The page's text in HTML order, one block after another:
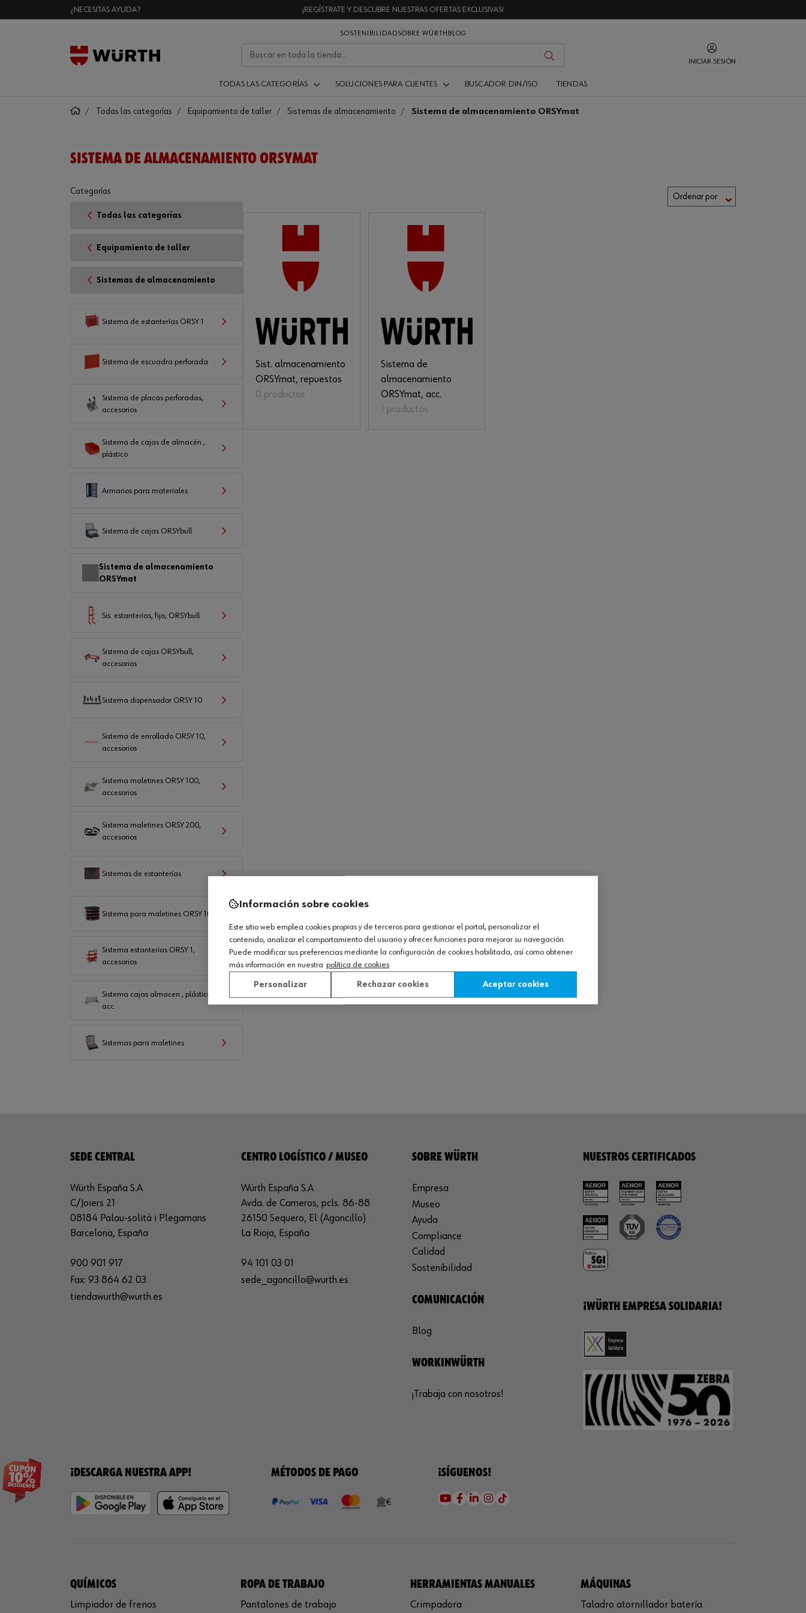
¿NECESITAS AYUDA? ¡REGÍSTRATE Y DESCUBRE NUESTRAS OFERTAS EXCLUSIVAS!
SOSTENIBILIDADSOBRE WÜRTH BLOG
INICIAR SESIÓN
TODAS LAS CATEGORÍAS SOLUCIONES PARA CLIENTES BUSCADOR DIN/ISO TIENDAS
Todas las categorías Equipamiento de taller Sistemas de almacenamiento Sistema de almacenamiento ORSYmat
SISTEMA DE ALMACENAMIENTO ORSYMAT
Categorías
Todas las categorías
Equipamiento de taller
Sistemas de almacenamiento
Sistema de estanterías ORSY 1
Sistema de escuadra perforada
Sistema de placas perforadas,
accesorios
Sistema de cajas de almacén.,
plástico
Armarios para materiales
Sistema de cajas ORSYbull
Sistema de almacenamiento
ORSYmat
Sis. estanterías, fijo, ORSYbull
Sistema de cajas ORSYbull,
accesorios
Sistema dispensador ORSY 10
Sistema de enrollado ORSY 10,
accesorios
Sistema maletines ORSY 100,
accesorios
Sistema maletines ORSY 200,
accesorios
Sistemas de estanterías
Sistema para maletines ORSY 100
Sistema estanterías ORSY 1,
accesorios
Sistema cajas almacen., plástico,
acc.
Sistemas para maletines
Sist. almacenamiento
ORSYmat, repuestos
0 productos
Sistema de
almacenamiento
ORSYmat, acc.
1 productos
SEDE CENTRAL
Würth España S.A
C/Joiers 21
08184 Palau-solità i Plegamans
Barcelona, España
900 901 917
Fax: 93 864 62 03
tiendawurth@wurth.es
CENTRO LOGÍSTICO / MUSEO
Würth España S.A
Avda. de Cameros, pcls. 86-88
26150 Sequero, El (Agoncillo)
La Rioja, España
94 101 03 01
sede_agoncillo@wurth.es
SOBRE WÜRTH
Empresa
Museo
Ayuda
Compliance
Calidad
Sostenibilidad
COMUNICACIÓN
Blog
WORKINWÜRTH
¡Trabaja con nosotros!
NUESTROS CERTIFICADOS
¡WÜRTH EMPRESA SOLIDARIA!
¡DESCARGA NUESTRA APP! MÉTODOS DE PAGO ¡SÍGUENOS!
QUÍMICOS
Limpiador de frenos
ROPA DE TRABAJO
Pantalones de trabajo
HERRAMIENTAS MANUALES
Crimpadora
MÁQUINAS
Taladro atornillador batería
Información sobre cookies
Este sitio web emplea cookies propias y de terceros para gestionar el portal, personalizar el
contenido, analizar el comportamiento del usuario y ofrecer funciones para mejorar su navegación.
Puede modificar sus preferencias mediante la configuración de cookies habilitada, así como obtener
más información en nuestra política de cookies
Personalizar Rechazar cookies Aceptar cookies